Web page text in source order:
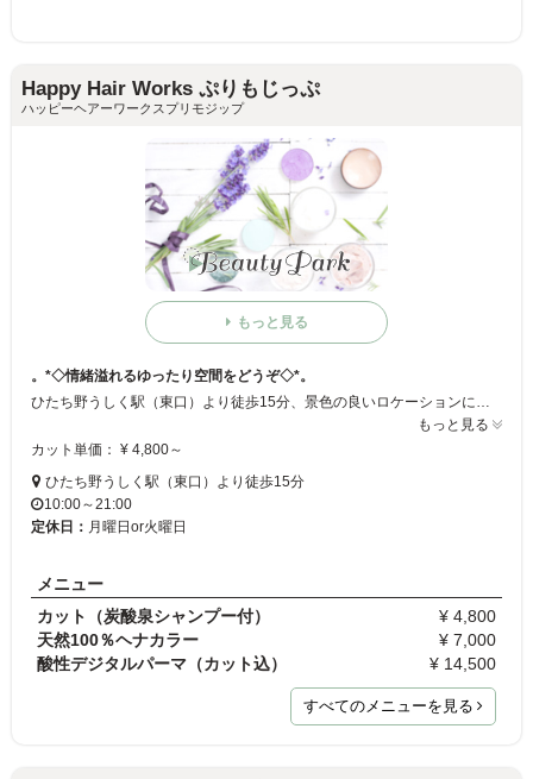
Happy Hair Works ぷりもじっぷ
ハッピーヘアーワークスプリモジップ
もっと見る
。*◇情緒溢れるゆったり空間をどうぞ◇*。
ひたち野うしく駅（東口）より徒歩15分、景色の良いロケーションにある落ち着いたサロン☆ 木目の広々したスペースにモダンな和のテイストが心地良い♪ カットはモチロン！髪のきれいさをとことん追求したサロンは、傷みに悩んでいる人の救世主!! ヘアダメージにお困りの方は是非！
もっと見る
カット単価： ¥ 4,800～
ひたち野うしく駅（東口）より徒歩15分
10:00～21:00
定休日： 月曜日or火曜日
メニュー
カット（炭酸泉シャンプー付）
¥ 4,800
天然100％ヘナカラー
¥ 7,000
酸性デジタルパーマ（カット込）
¥ 14,500
すべてのメニューを見る